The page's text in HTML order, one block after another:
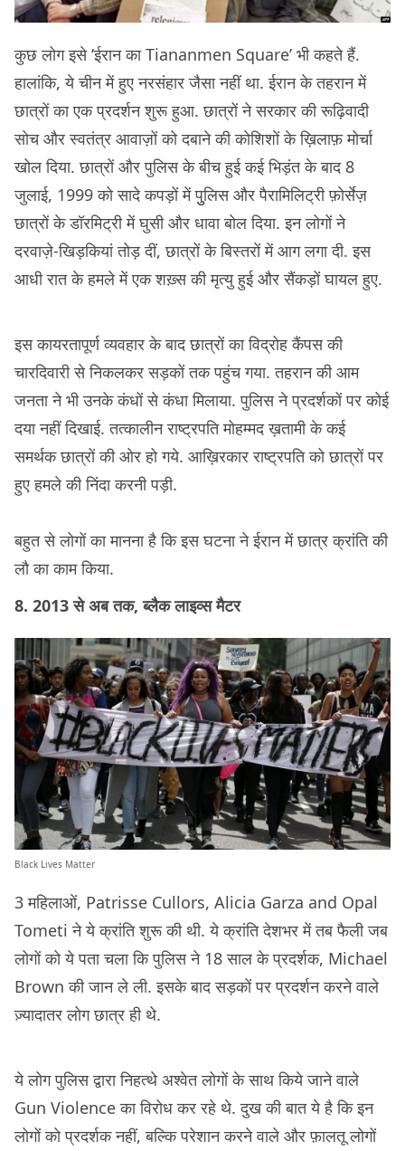
कुछ लोग इसे ‘ईरान का Tiananmen Square’ भी कहते हैं.
हालांकि, ये चीन में हुए नरसंहार जैसा नहीं था. ईरान के तहरान में
छात्रों का एक प्रदर्शन शुरू हुआ. छात्रों ने सरकार की रूढ़िवादी
सोच और स्वतंत्र आवाज़ों को दबाने की कोशिशों के ख़िलाफ़ मोर्चा
खोल दिया. छात्रों और पुलिस के बीच हुई कई भिड़ंत के बाद 8
जुलाई, 1999 को सादे कपड़ों में पुुलिस और पैरामिलिट्री फ़ोर्सेज़
छात्रों के डॉरमिट्री में घुसी और धावा बोल दिया. इन लोगों ने
दरवाज़े-खिड़कियां तोड़ दीं, छात्रों के बिस्तरों में आग लगा दी. इस
आधी रात के हमले में एक शख़्स की मृत्यु हुई और सैंकड़ों घायल हुए.
इस कायरतापूर्ण व्यवहार के बाद छात्रों का विद्रोह कैंपस की
चारदिवारी से निकलकर सड़कों तक पहुंच गया. तहरान की आम
जनता ने भी उनके कंधों से कंधा मिलाया. पुलिस ने प्रदर्शकों पर कोई
दया नहीं दिखाई. तत्कालीन राष्ट्रपति मोहम्मद ख़तामी के कई
समर्थक छात्रों की ओर हो गये. आख़िरकार राष्ट्रपति को छात्रों पर
हुए हमले की निंदा करनी पड़ी.
बहुत से लोगों का मानना है कि इस घटना ने ईरान में छात्र क्रांति की
लौ का काम किया.
8. 2013 से अब तक, ब्लैक लाइव्स मैटर
Black Lives Matter
3 महिलाओं, Patrisse Cullors, Alicia Garza and Opal
Tometi ने ये क्रांति शुरू की थी. ये क्रांति देशभर में तब फैली जब
लोगों को ये पता चला कि पुलिस ने 18 साल के प्रदर्शक, Michael
Brown की जान ले ली. इसके बाद सड़कों पर प्रदर्शन करने वाले
ज़्यादातर लोग छात्र ही थे.
ये लोग पुलिस द्वारा निहत्थे अश्वेत लोगों के साथ किये जाने वाले
Gun Violence का विरोध कर रहे थे. दुख की बात ये है कि इन
लोगों को प्रदर्शक नहीं, बल्कि परेशान करने वाले और फ़ालतू लोगों